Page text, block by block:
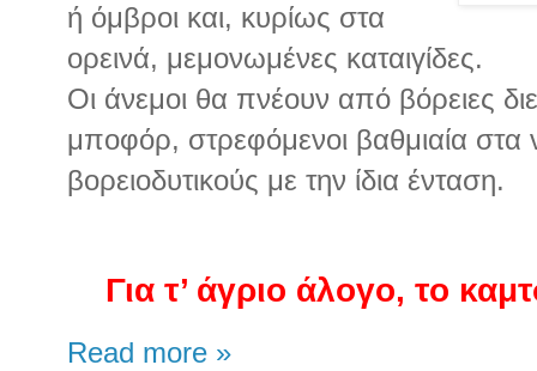
ή όμβροι και, κυρίως στα
ορεινά, μεμονωμένες καταιγίδες.
Οι άνεμοι θα πνέουν από βόρειες
μποφόρ, στρεφόμενοι βαθμιαία στα
βορειοδυτικούς με την ίδια ένταση.
Για τ’ άγριο άλογο, το
Read more »